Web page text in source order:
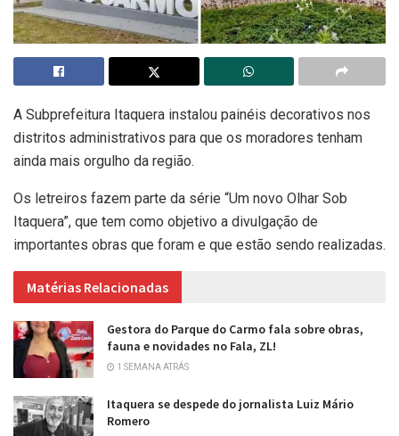
A Subprefeitura Itaquera instalou painéis decorativos nos
distritos administrativos para que os moradores tenham
ainda mais orgulho da região.
Os letreiros fazem parte da série “Um novo Olhar Sob
Itaquera”, que tem como objetivo a divulgação de
importantes obras que foram e que estão sendo realizadas.
Matérias Relacionadas
Gestora do Parque do Carmo fala sobre obras,
fauna e novidades no Fala, ZL!
1 SEMANA ATRÁS
Itaquera se despede do jornalista Luiz Mário
Romero